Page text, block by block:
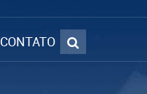
CONTATO